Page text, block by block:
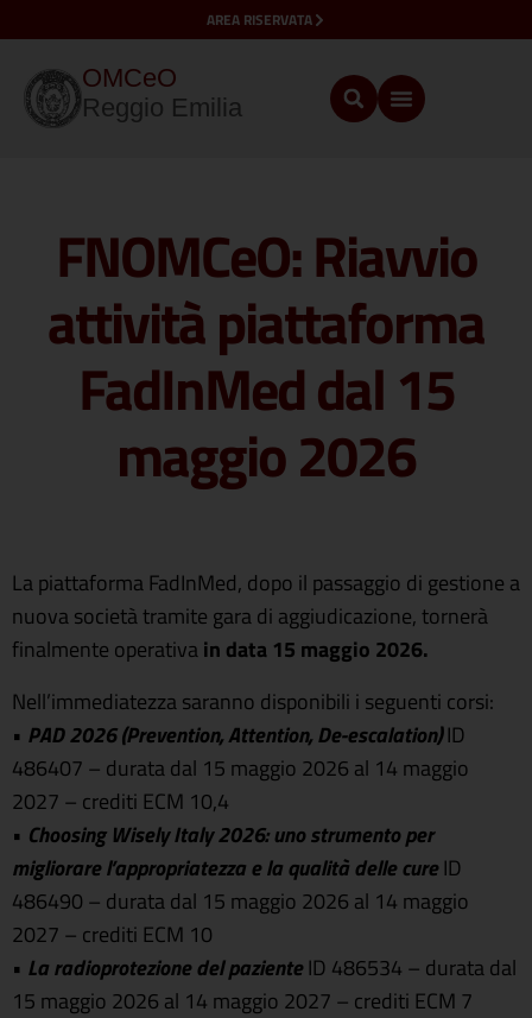
AREA RISERVATA
OMCeO
Reggio Emilia
FNOMCeO: Riavvio
attività piattaforma
FadInMed dal 15
maggio 2026
La piattaforma FadInMed, dopo il passaggio di gestione a
nuova società tramite gara di aggiudicazione, tornerà
finalmente operativain data 15 maggio 2026.
Nell’immediatezza saranno disponibili i seguenti corsi:
• PAD 2026 (Prevention, Attention, De-escalation)ID
486407 – durata dal 15 maggio 2026 al 14 maggio
2027 – crediti ECM 10,4
• Choosing Wisely Italy 2026: uno strumento per
migliorare l’appropriatezza e la qualità delle cureID
486490 – durata dal 15 maggio 2026 al 14 maggio
2027 – crediti ECM 10
• La radioprotezione del pazienteID 486534 – durata dal
15 maggio 2026 al 14 maggio 2027 – crediti ECM 7